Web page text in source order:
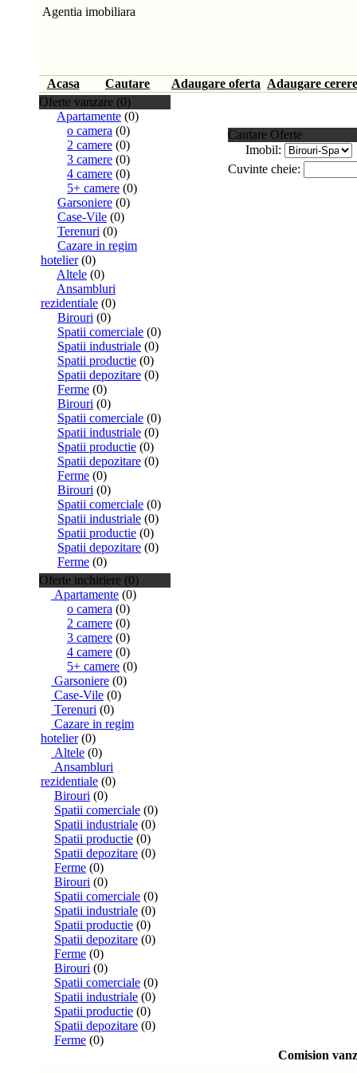
Agentia imobiliara
Acasa Cautare Adaugare oferta Adaugare cerere
Oferte vanzare (0)
Apartamente (0)
o camera (0)
2 camere (0)
3 camere (0)
4 camere (0)
5+ camere (0)
Garsoniere (0)
Case-Vile (0)
Terenuri (0)
Cazare in regim
hotelier(0)
Altele (0)
Ansambluri
rezidentiale (0)
Birouri (0)
Spatii comerciale (0)
Spatii industriale (0)
Spatii productie (0)
Spatii depozitare (0)
Ferme (0)
Birouri (0)
Spatii comerciale (0)
Spatii industriale (0)
Spatii productie (0)
Spatii depozitare (0)
Ferme (0)
Birouri (0)
Spatii comerciale (0)
Spatii industriale (0)
Spatii productie (0)
Spatii depozitare (0)
Ferme (0)
Oferte inchiriere (0)
Apartamente (0)
o camera (0)
2 camere (0)
3 camere (0)
4 camere (0)
5+ camere (0)
Garsoniere (0)
Case-Vile (0)
Terenuri (0)
Cazare in regim
hotelier(0)
Altele (0)
Ansambluri
rezidentiale (0)
Birouri (0)
Spatii comerciale (0)
Spatii industriale (0)
Spatii productie (0)
Spatii depozitare (0)
Ferme (0)
Birouri (0)
Spatii comerciale (0)
Spatii industriale (0)
Spatii productie (0)
Spatii depozitare (0)
Ferme (0)
Birouri (0)
Spatii comerciale (0)
Spatii industriale (0)
Spatii productie (0)
Spatii depozitare (0)
Ferme (0)
Cautare Oferte
Imobil:
Cuvinte cheie:
Comision